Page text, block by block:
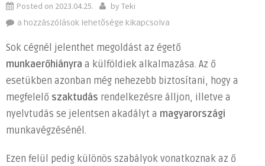
Posted on 2023.04.25. by Teki
Határok
munkaerőpiac
bejegyzéshez
a hozzászólások lehetősége kikapcsolva
Sok cégnél jelenthet megoldást az égető
munkaerőhiányra a külföldiek alkalmazása. Az ő
esetükben azonban még nehezebb biztosítani, hogy a
megfelelő szaktudás rendelkezésre álljon, illetve a
nyelvtudás se jelentsen akadályt a magyarországi
munkavégzésénél.
Ezen felül pedig különös szabályok vonatkoznak az ő